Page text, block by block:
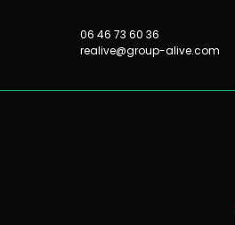
06 46 73 60 36
realive@group-alive.com